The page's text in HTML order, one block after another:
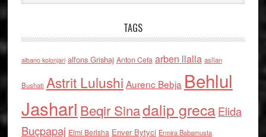
TAGS
albano kolonjari alfons Grishaj Anton Cefa arben llalla asllan
Bushati Astrit Lulushi Aurenc Bebja Behlul
Jashari Beqir Sinadalip grecaElida
Buçpapaj Elmi Berisha Enver Bytyci Ermira Babamusta